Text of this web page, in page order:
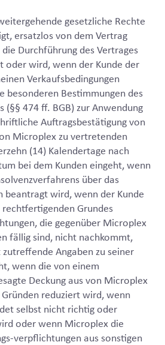
gesetzliche Rechte
ersatzlos von dem Vertrag
Durchführung des Vertrages
oder wird, wenn der Kunde der
Verkaufsbedingungen
besonderen Bestimmungen des
(§§ 474 ff. BGB) zur Anwendung
Auftragsbestätigung von
Microplex zu vertretenden
(14) Kalendertage nach
bei dem Kunden eingeht, wenn
über das
beantragt wird, wenn der Kunde
Grundes
die gegenüber Microplex
fällig sind, nicht nachkommt,
Angaben zu seiner
wenn die von einem
Deckung aus von Microplex
reduziert wird, wenn
selbst nicht richtig oder
oder wenn Microplex die
verpflichtungen aus sonstigen